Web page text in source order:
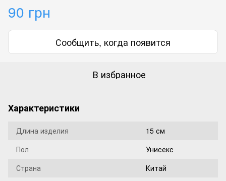
90 грн
Сообщить, когда появится
В избранное
Характеристики
Длина изделия
15 см
Пол
Унисекс
Страна
Китай